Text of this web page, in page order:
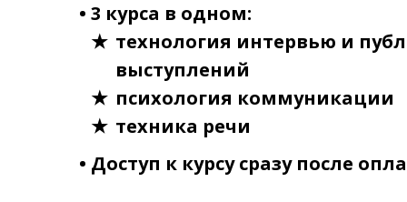
•‎ 3 курса в одном:
технология интервью и
выступлений
психология коммуникации
техника речи
•‎ Доступ к курсу сразу после